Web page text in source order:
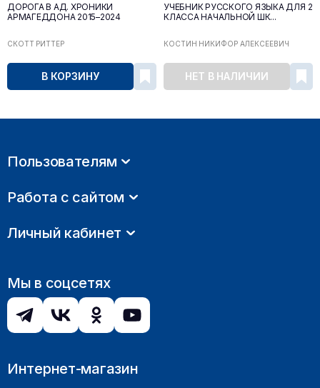
ДОРОГА В АД. ХРОНИКИ
АРМАГЕДДОНА 2015–2024
СКОТТ РИТТЕР
В КОРЗИНУ
УЧЕБНИК РУССКОГО ЯЗЫКА ДЛЯ 2
КЛАССА НАЧАЛЬНОЙ ШК...
КОСТИН НИКИФОР АЛЕКСЕЕВИЧ
НЕТ В НАЛИЧИИ
Пользователям
Работа с сайтом
Личный кабинет
Мы в соцсетях
Интернет-магазин